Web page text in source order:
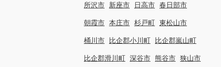
所沢市 新座市 日高市 春日部市
朝霞市 本庄市 杉戸町 東松山市
桶川市 比企郡小川町 比企郡嵐山町
比企郡滑川町 深谷市 熊谷市 狭山市